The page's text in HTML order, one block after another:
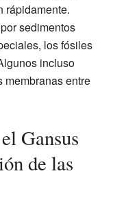
rápidamente.
sedimentos
los fósiles
incluso
membranas entre
Gansus
de las